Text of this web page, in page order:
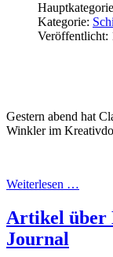
Kategorie:
Veröffentlicht:
Gestern abend hat
Winkler im
Weiterlesen …
Artikel über
Journal